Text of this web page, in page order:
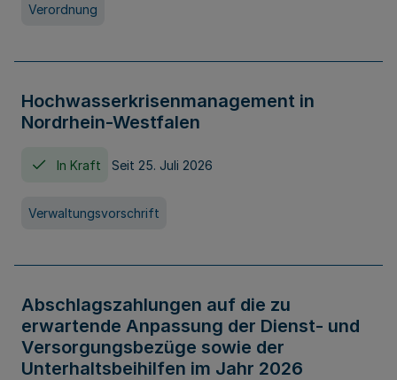
Verordnung
Hochwasserkrisenmanagement in
Nordrhein-Westfalen
In Kraft Seit 25. Juli 2026
Verwaltungsvorschrift
Abschlagszahlungen auf die zu
erwartende Anpassung der Dienst- und
Versorgungsbezüge sowie der
Unterhaltsbeihilfen im Jahr 2026